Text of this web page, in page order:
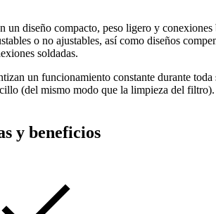
un diseño compacto, peso ligero y
o no ajustables, así como diseños
soldadas.
un funcionamiento constante durante
(del mismo modo que la limpieza del
y beneficios